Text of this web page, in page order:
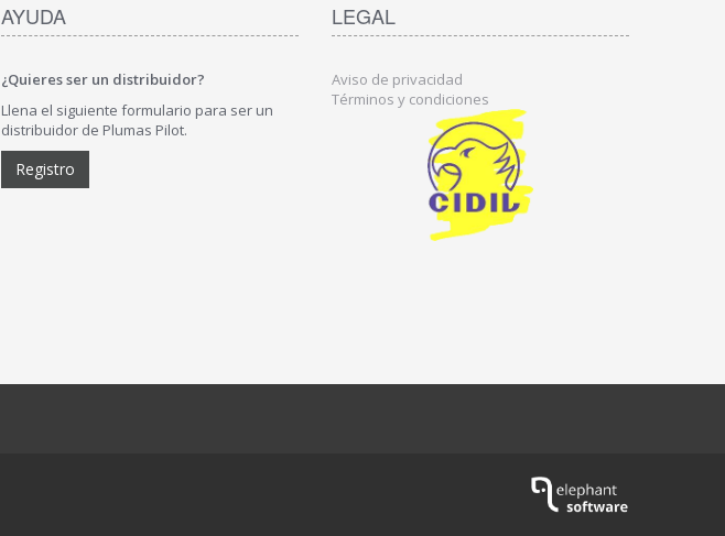
AYUDA
¿Quieres ser un distribuidor?
Llena el siguiente formulario para ser un
distribuidor de Plumas Pilot.
Registro
LEGAL
Aviso de privacidad
Términos y condiciones